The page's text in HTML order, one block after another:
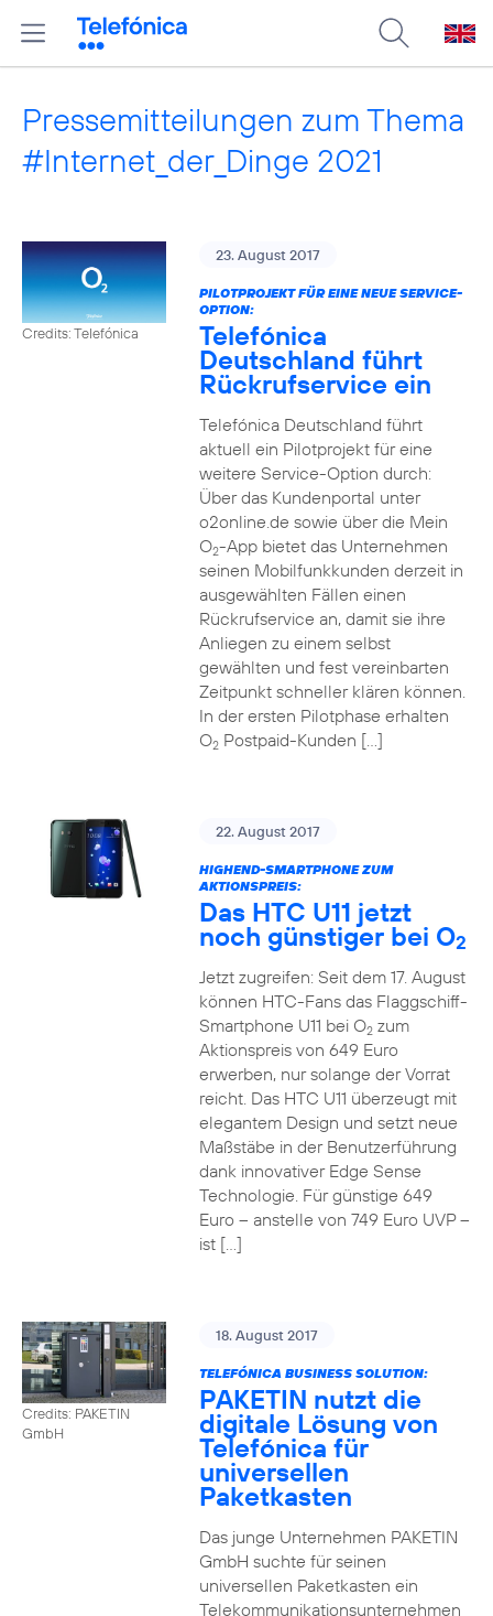
Pressemitteilungen zum Thema
#Internet_der_Dinge 2021
Credits: Telefónica
23. August 2017
PILOTPROJEKT FÜR EINE NEUE SERVICE-
OPTION:
Telefónica
Deutschland führt
Rückrufservice ein
Telefónica Deutschland führt
aktuell ein Pilotprojekt für eine
weitere Service-Option durch:
Über das Kundenportal unter
o2online.de sowie über die Mein
O2-App bietet das Unternehmen
seinen Mobilfunkkunden derzeit in
ausgewählten Fällen einen
Rückrufservice an, damit sie ihre
Anliegen zu einem selbst
gewählten und fest vereinbarten
Zeitpunkt schneller klären können.
In der ersten Pilotphase erhalten
O2Postpaid-Kunden […]
22. August 2017
HIGHEND-SMARTPHONE ZUM
AKTIONSPREIS:
Das HTC U11 jetzt
noch günstiger bei O2
Jetzt zugreifen: Seit dem 17. August
können HTC-Fans das Flaggschiff-
Smartphone U11 bei O2zum
Aktionspreis von 649 Euro
erwerben, nur solange der Vorrat
reicht. Das HTC U11 überzeugt mit
elegantem Design und setzt neue
Maßstäbe in der Benutzerführung
dank innovativer Edge Sense
Technologie. Für günstige 649
Euro – anstelle von 749 Euro UVP –
ist […]
Credits: PAKETIN
GmbH
18. August 2017
TELEFÓNICA BUSINESS SOLUTION:
PAKETIN nutzt die
digitale Lösung von
Telefónica für
universellen
Paketkasten
Das junge Unternehmen PAKETIN
GmbH suchte für seinen
universellen Paketkasten ein
Telekommunikationsunternehmen